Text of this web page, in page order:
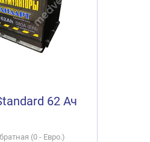
62 Ач
(0 - Евро.)